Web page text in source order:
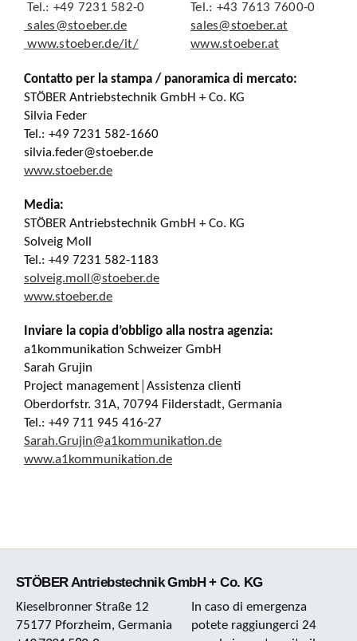
Tel.: +49 7231 582-0
sales@stoeber.de
www.stoeber.de/it/
Tel.: +43 7613 7600-0
sales@stoeber.at
www.stoeber.at
Contatto per la stampa / panoramica di mercato:
STÖBER Antriebstechnik GmbH + Co. KG
Silvia Feder
Tel.: +49 7231 582-1660
silvia.feder@stoeber.de
www.stoeber.de
Media:
STÖBER Antriebstechnik GmbH + Co. KG
Solveig Moll
Tel.: +49 7231 582-1183
solveig.moll@stoeber.de
www.stoeber.de
Inviare la copia d’obbligo alla nostra agenzia:
a1kommunikation Schweizer GmbH
Sarah Grujin
Project management│Assistenza clienti
Oberdorfstr. 31A, 70794 Filderstadt, Germania
Tel.: +49 711 945 416-27
Sarah.Grujin@a1kommunikation.de
www.a1kommunikation.de
STÖBER Antriebstechnik GmbH + Co. KG
Kieselbronner Straße 12
75177 Pforzheim, Germania
In caso di emergenza
potete raggiungerci 24